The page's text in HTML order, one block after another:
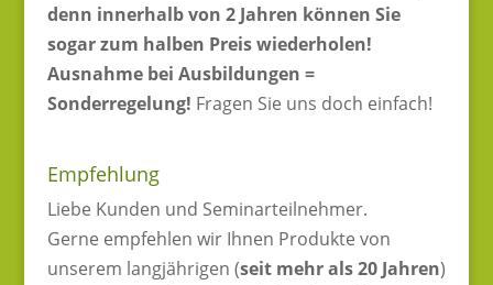
denn innerhalb von 2 Jahren können Sie
sogar zum halben Preis wiederholen!
Ausnahme bei Ausbildungen =
Sonderregelung! Fragen Sie uns doch einfach!
Empfehlung
Liebe Kunden und Seminarteilnehmer.
Gerne empfehlen wir Ihnen Produkte von
unserem langjährigen (seit mehr als 20 Jahren)